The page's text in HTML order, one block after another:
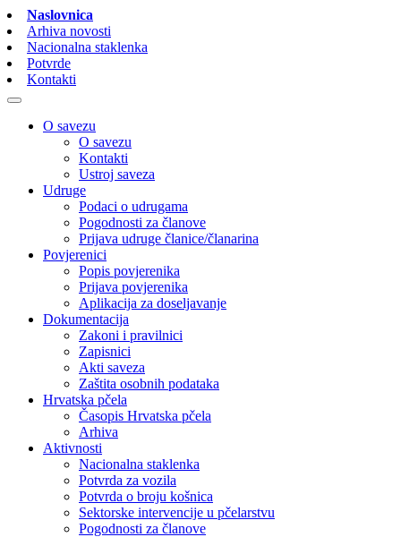
Naslovnica
Arhiva novosti
Nacionalna staklenka
Potvrde
Kontakti
O savezu
O savezu
Kontakti
Ustroj saveza
Udruge
Podaci o udrugama
Pogodnosti za članove
Prijava udruge članice/članarina
Povjerenici
Popis povjerenika
Prijava povjerenika
Aplikacija za doseljavanje
Dokumentacija
Zakoni i pravilnici
Zapisnici
Akti saveza
Zaštita osobnih podataka
Hrvatska pčela
Časopis Hrvatska pčela
Arhiva
Aktivnosti
Nacionalna staklenka
Potvrda za vozila
Potvrda o broju košnica
Sektorske intervencije u pčelarstvu
Pogodnosti za članove